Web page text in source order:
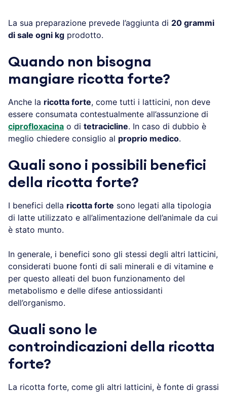
La sua preparazione prevede l’aggiunta di 20 grammi
di sale ogni kg prodotto.
Quando non bisogna
mangiare ricotta forte?
Anche la ricotta forte, come tutti i latticini, non deve
essere consumata contestualmente all’assunzione di
ciprofloxacina o di tetracicline. In caso di dubbio è
meglio chiedere consiglio al proprio medico.
Quali sono i possibili benefici
della ricotta forte?
I benefici della ricotta forte sono legati alla tipologia
di latte utilizzato e all’alimentazione dell’animale da cui
è stato munto.
In generale, i benefici sono gli stessi degli altri latticini,
considerati buone fonti di sali minerali e di vitamine e
per questo alleati del buon funzionamento del
metabolismo e delle difese antiossidanti
dell’organismo.
Quali sono le
controindicazioni della ricotta
forte?
La ricotta forte, come gli altri latticini, è fonte di grassi